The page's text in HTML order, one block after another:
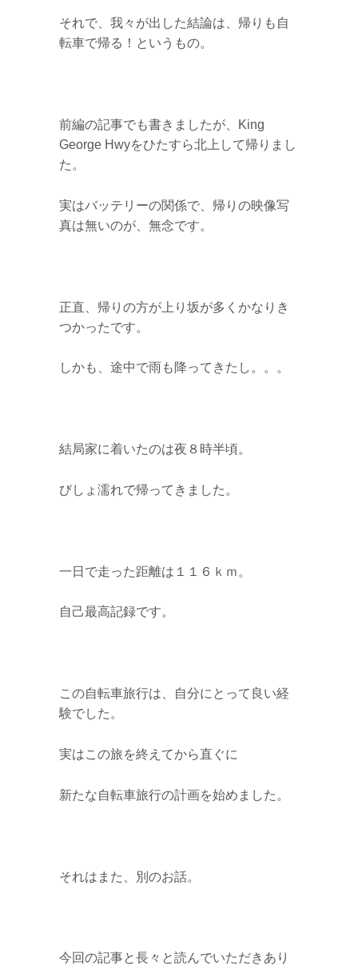
それで、我々が出した結論は、帰りも自
転車で帰る！というもの。
前編の記事でも書きましたが、King
George Hwyをひたすら北上して帰りまし
た。
実はバッテリーの関係で、帰りの映像写
真は無いのが、無念です。
正直、帰りの方が上り坂が多くかなりき
つかったです。
しかも、途中で雨も降ってきたし。。。
結局家に着いたのは夜８時半頃。
びしょ濡れで帰ってきました。
一日で走った距離は１１６ｋｍ。
自己最高記録です。
この自転車旅行は、自分にとって良い経
験でした。
実はこの旅を終えてから直ぐに
新たな自転車旅行の計画を始めました。
それはまた、別のお話。
今回の記事と長々と読んでいただきあり